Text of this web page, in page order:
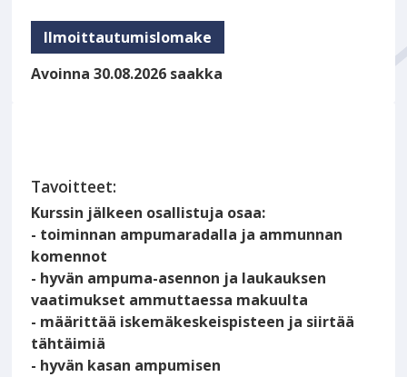
Ilmoittautumislomake
Avoinna 30.08.2026 saakka
Tavoitteet:
Kurssin jälkeen osallistuja osaa:
- toiminnan ampumaradalla ja ammunnan
komennot
- hyvän ampuma-asennon ja laukauksen
vaatimukset ammuttaessa makuulta
- määrittää iskemäkeskeispisteen ja siirtää
tähtäimiä
- hyvän kasan ampumisen